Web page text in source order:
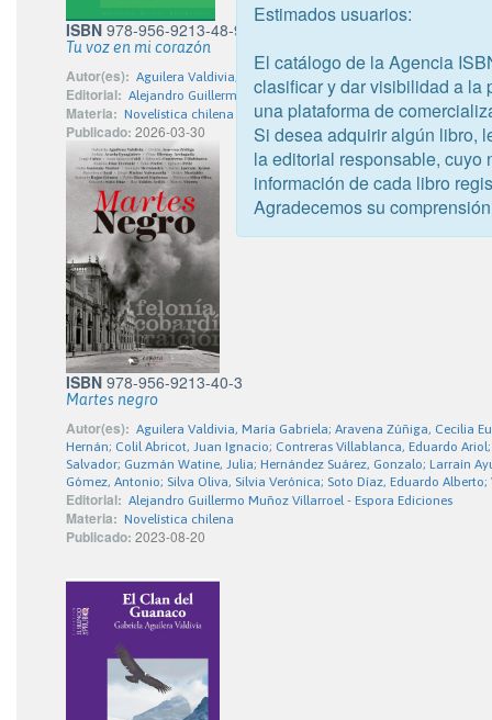
ISBN 978-956-9213-48-9
Tu voz en mi corazón
Autor(es): Aguilera Valdivia, María Gabriela
Editorial: Alejandro Guillermo Muñoz Villarroel - Espora Ediciones
Materia: Novelística chilena
Publicado: 2026-03-30
ISBN 978-956-9213-40-3
Martes negro
Autor(es): Aguilera Valdivia, María Gabriela; Aravena Zúñiga, Cecilia
Hernán; Colil Abricot, Juan Ignacio; Contreras Villablanca, Eduardo
Salvador; Guzmán Watine, Julia; Hernández Suárez, Gonzalo; Larraín
Gómez, Antonio; Silva Oliva, Silvia Verónica; Soto Díaz, Eduardo
Editorial: Alejandro Guillermo Muñoz Villarroel - Espora Ediciones
Materia: Novelística chilena
Publicado: 2023-08-20
Estimados usuarios:
El catálogo de la Agencia
clasificar y dar visibilidad a la
una plataforma de
Si desea adquirir algún libro,
la editorial responsable, cuyo
información de cada libro
Agradecemos su